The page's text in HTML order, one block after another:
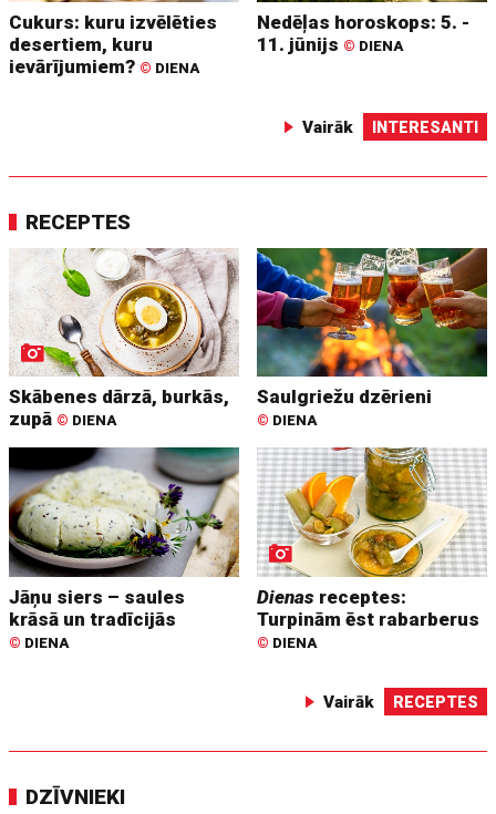
Cukurs: kuru izvēlēties
desertiem, kuru
ievārījumiem? © DIENA
Nedēļas horoskops: 5. -
11. jūnijs © DIENA
Vairāk INTERESANTI
RECEPTES
Skābenes dārzā, burkās,
zupā © DIENA
Saulgriežu dzērieni
© DIENA
Jāņu siers – saules
krāsā un tradīcijās
© DIENA
Dienas receptes:
Turpinām ēst rabarberus
© DIENA
Vairāk RECEPTES
DZĪVNIEKI